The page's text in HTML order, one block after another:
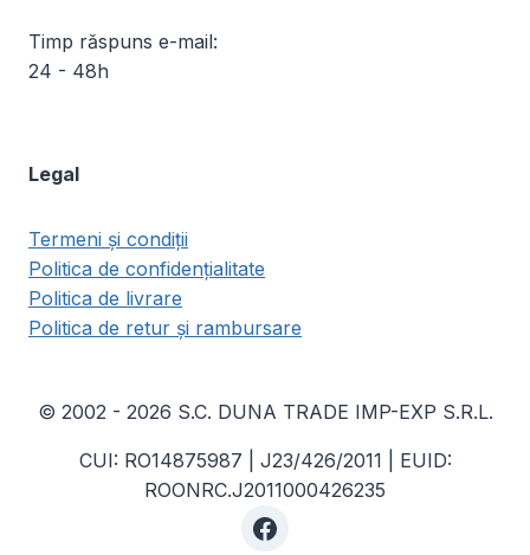
Timp răspuns e-mail:
24 - 48h
Legal
Termeni și condiții
Politica de confidențialitate
Politica de livrare
Politica de retur și rambursare
© 2002 - 2026 S.C. DUNA TRADE IMP-EXP S.R.L.
CUI: RO14875987 | J23/426/2011 | EUID:
ROONRC.J2011000426235